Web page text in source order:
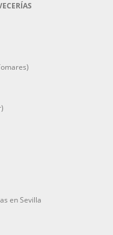
en Sevilla